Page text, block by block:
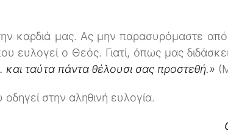
καρδιά μας. Ας μην παρασυρόμαστε
ευλογεί ο Θεός. Γιατί, όπως μας
και ταύτα πάντα θέλουσι σας προστεθή.»
στην αληθινή ευλογία.